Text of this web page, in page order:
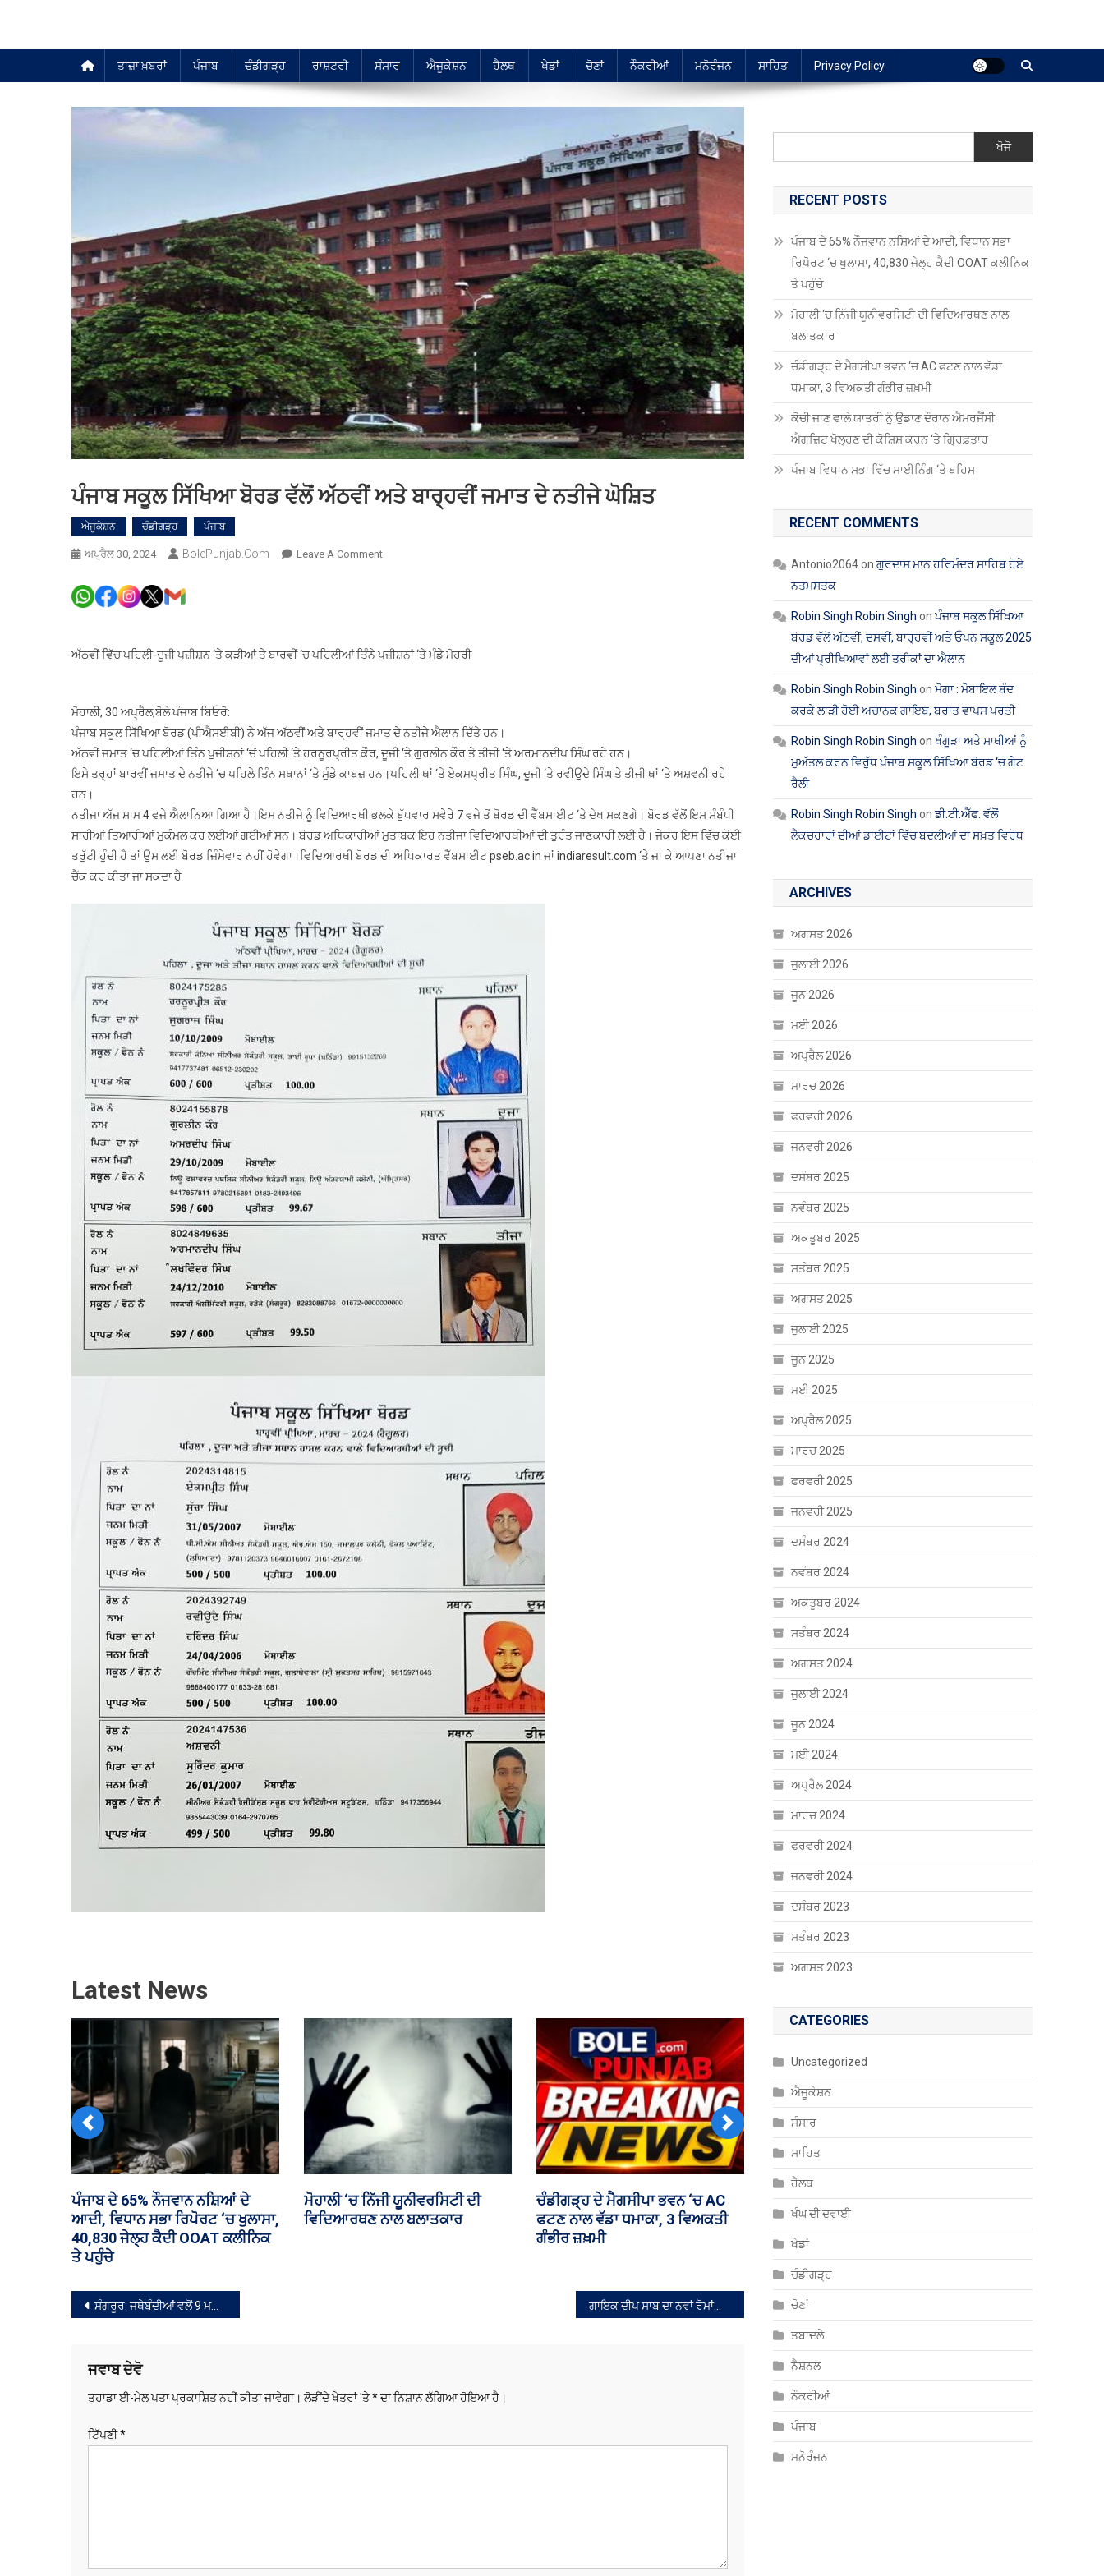
ਤਾਜ਼ਾ ਖ਼ਬਰਾਂ ਪੰਜਾਬ ਚੰਡੀਗੜ੍ਹ ਰਾਸ਼ਟਰੀ ਸੰਸਾਰ ਐਜੂਕੇਸ਼ਨ ਹੈਲਥ ਖੇਡਾਂ ਚੋਣਾਂ ਨੌਕਰੀਆਂ ਮਨੋਰੰਜਨ ਸਾਹਿਤ Privacy Policy
ਪੰਜਾਬ ਸਕੂਲ ਸਿੱਖਿਆ ਬੋਰਡ ਵੱਲੋਂ ਅੱਠਵੀਂ ਅਤੇ ਬਾਰ੍ਹਵੀਂ ਜਮਾਤ ਦੇ ਨਤੀਜੇ ਘੋਸ਼ਿਤ
ਐਜੂਕੇਸ਼ਨ ਚੰਡੀਗੜ੍ਹ ਪੰਜਾਬ
ਅਪ੍ਰੈਲ 30, 2024 BolePunjab.com Leave A CommentOn
ਵੱਲੋਂ
ਜਮਾਤ
ਨਤੀਜੇ
ਘੋਸ਼ਿਤ
ਅੱਠਵੀਂ ਵਿੱਚ ਪਹਿਲੀ-ਦੂਜੀ ਪੁਜ਼ੀਸ਼ਨ ‘ਤੇ ਕੁੜੀਆਂ ਤੇ ਬਾਰਵੀਂ ‘ਚ ਪਹਿਲੀਆਂ ਤਿੰਨੇ ਪੁਜ਼ੀਸ਼ਨਾਂ ‘ਤੇ ਮੁੰਡੇ ਮੋਹਰੀ
ਮੋਹਾਲੀ, 30 ਅਪ੍ਰੈਲ,ਬੋਲੇ ਪੰਜਾਬ ਬਿਓਰੋ:
ਪੰਜਾਬ ਸਕੂਲ ਸਿੱਖਿਆ ਬੋਰਡ (ਪੀਐਸਈਬੀ) ਨੇ ਅੱਜ ਅੱਠਵੀਂ ਅਤੇ ਬਾਰ੍ਹਵੀਂ ਜਮਾਤ ਦੇ ਨਤੀਜੇ ਐਲਾਨ ਦਿੱਤੇ ਹਨ।
ਅੱਠਵੀਂ ਜਮਾਤ ‘ਚ ਪਹਿਲੀਆਂ ਤਿੰਨ ਪੁਜੀਸ਼ਨਾਂ ‘ਚੋਂ ਪਹਿਲੀ ‘ਤੇ ਹਰਨੂਰਪ੍ਰੀਤ ਕੌਰ, ਦੂਜੀ ‘ਤੇ ਗੁਰਲੀਨ ਕੌਰ ਤੇ ਤੀਜੀ ‘ਤੇ ਅਰਮਾਨਦੀਪ ਸਿੰਘ ਰਹੇ ਹਨ।
ਇਸੇ ਤਰ੍ਹਾਂ ਬਾਰਵੀਂ ਜਮਾਤ ਦੇ ਨਤੀਜੇ ‘ਚ ਪਹਿਲੇ ਤਿੰਨ ਸਥਾਨਾਂ ‘ਤੇ ਮੁੰਡੇ ਕਾਬਜ਼ ਹਨ।ਪਹਿਲੀ ਥਾਂ ‘ਤੇ ਏਕਮਪ੍ਰੀਤ ਸਿੰਘ, ਦੂਜੀ ‘ਤੇ ਰਵੀਉਦੇ ਸਿੰਘ ਤੇ ਤੀਜੀ ਥਾਂ ‘ਤੇ ਅਸ਼ਵਨੀ ਰਹੇ
ਹਨ।
ਨਤੀਜਾ ਅੱਜ ਸ਼ਾਮ 4 ਵਜੇ ਐਲਾਨਿਆ ਗਿਆ ਹੈ।ਇਸ ਨਤੀਜੇ ਨੂੰ ਵਿਦਿਆਰਥੀ ਭਲਕੇ ਬੁੱਧਵਾਰ ਸਵੇਰੇ 7 ਵਜੇ ਤੋਂ ਬੋਰਡ ਦੀ ਵੈੱਬਸਾਈਟ ‘ਤੇ ਦੇਖ ਸਕਣਗੇ। ਬੋਰਡ ਵੱਲੋਂ ਇਸ ਸੰਬੰਧੀ
ਸਾਰੀਆਂ ਤਿਆਰੀਆਂ ਮੁਕੰਮਲ ਕਰ ਲਈਆਂ ਗਈਆਂ ਸਨ। ਬੋਰਡ ਅਧਿਕਾਰੀਆਂ ਮੁਤਾਬਕ ਇਹ ਨਤੀਜਾ ਵਿਦਿਆਰਥੀਆਂ ਦੀ ਤੁਰੰਤ ਜਾਣਕਾਰੀ ਲਈ ਹੈ। ਜੇਕਰ ਇਸ ਵਿੱਚ ਕੋਈ
ਤਰੁੱਟੀ ਹੁੰਦੀ ਹੈ ਤਾਂ ਉਸ ਲਈ ਬੋਰਡ ਜ਼ਿੰਮੇਵਾਰ ਨਹੀਂ ਹੋਵੇਗਾ।ਵਿਦਿਆਰਥੀ ਬੋਰਡ ਦੀ ਅਧਿਕਾਰਤ ਵੈੱਬਸਾਈਟ pseb.ac.in ਜਾਂ indiaresult.com ‘ਤੇ ਜਾ ਕੇ ਆਪਣਾ ਨਤੀਜਾ
ਚੈੱਕ ਕਰ ਕੀਤਾ ਜਾ ਸਕਦਾ ਹੈ
Latest News
ਕੋਚੀ ਜਾਣ ਵਾਲੇ ਯਾਤਰੀ ਨੂੰ ਉਡਾਣ ਦੌਰਾਨ
ਐਮਰਜੈਂਸੀ ਐਗਜ਼ਿਟ ਖੋਲ੍ਹਣ ਦੀ ਕੋਸ਼ਿਸ਼
ਕਰਨ ‘ਤੇ ਗ੍ਰਿਫ਼ਤਾਰ
ਪੰਜਾਬ ਵਿਧਾਨ ਸਭਾ ਵਿੱਚ ਮਾਈਨਿੰਗ ‘ਤੇ
ਬਹਿਸ
ਪੰਜਾਬ ਕਾਂਗਰਸ ਦੀ ਲੁਧਿਆਣਾ ਮੀਟਿੰਗ
‘ਚ ਵੜਿੰਗ ਅਤੇ ਆਸ਼ੂ ਸਮਰਥਕ ਭਿੜੇ
Previous Next
ਸੰਪਾਦਨਾ
ਨੈਵੀਗੇਸ਼ਨ
ਤੁਹਾਡਾ ਈ-ਮੇਲ ਪਤਾ ਪ੍ਰਕਾਸ਼ਿਤ ਨਹੀਂ ਕੀਤਾ ਜਾਵੇਗਾ।
ਖੋਜੋ
RECENT POSTS
ਪੰਜਾਬ ਦੇ 65% ਨੌਜਵਾਨ ਨਸ਼ਿਆਂ ਦੇ ਆਦੀ, ਵਿਧਾਨ ਸਭਾ
ਰਿਪੋਰਟ ‘ਚ ਖੁਲਾਸਾ, 40,830 ਜੇਲ੍ਹ ਕੈਦੀ OOAT ਕਲੀਨਿਕ
ਤੇ ਪਹੁੰਚੇ
ਮੋਹਾਲੀ ‘ਚ ਨਿੱਜੀ ਯੂਨੀਵਰਸਿਟੀ ਦੀ ਵਿਦਿਆਰਥਣ ਨਾਲ
ਬਲਾਤਕਾਰ
ਚੰਡੀਗੜ੍ਹ ਦੇ ਮੈਗਸੀਪਾ ਭਵਨ ‘ਚ AC ਫਟਣ ਨਾਲ ਵੱਡਾ
ਧਮਾਕਾ, 3 ਵਿਅਕਤੀ ਗੰਭੀਰ ਜ਼ਖ਼ਮੀ
ਕੋਚੀ ਜਾਣ ਵਾਲੇ ਯਾਤਰੀ ਨੂੰ ਉਡਾਣ ਦੌਰਾਨ ਐਮਰਜੈਂਸੀ
ਐਗਜ਼ਿਟ ਖੋਲ੍ਹਣ ਦੀ ਕੋਸ਼ਿਸ਼ ਕਰਨ ‘ਤੇ ਗ੍ਰਿਫ਼ਤਾਰ
ਪੰਜਾਬ ਵਿਧਾਨ ਸਭਾ ਵਿੱਚ ਮਾਈਨਿੰਗ ‘ਤੇ ਬਹਿਸ
RECENT COMMENTS
Antonio2064onਗੁਰਦਾਸ ਮਾਨ ਹਰਿਮੰਦਰ ਸਾਹਿਬ ਹੋਏ
ਨਤਮਸਤਕ
Robin Singh Robin Singh onਪੰਜਾਬ ਸਕੂਲ ਸਿੱਖਿਆ
ਬੋਰਡ ਵੱਲੋਂ ਅੱਠਵੀਂ, ਦਸਵੀਂ, ਬਾਰ੍ਹਵੀਂ ਅਤੇ ਓਪਨ ਸਕੂਲ 2025
ਦੀਆਂ ਪ੍ਰੀਖਿਆਵਾਂ ਲਈ ਤਰੀਕਾਂ ਦਾ ਐਲਾਨ
Robin Singh Robin Singh onਮੋਗਾ : ਮੋਬਾਇਲ ਬੰਦ
ਕਰਕੇ ਲਾੜੀ ਹੋਈ ਅਚਾਨਕ ਗਾਇਬ, ਬਰਾਤ ਵਾਪਸ ਪਰਤੀ
Robin Singh Robin Singh onਖੰਗੂੜਾ ਅਤੇ ਸਾਥੀਆਂ ਨੂੰ
ਮੁਅੱਤਲ ਕਰਨ ਵਿਰੁੱਧ ਪੰਜਾਬ ਸਕੂਲ ਸਿੱਖਿਆ ਬੋਰਡ ‘ਚ ਗੇਟ
ਰੈਲੀ
Robin Singh Robin Singh onਡੀ.ਟੀ.ਐੱਫ. ਵੱਲੋਂ
ਲੈਕਚਰਾਰਾਂ ਦੀਆਂ ਡਾਈਟਾਂ ਵਿੱਚ ਬਦਲੀਆਂ ਦਾ ਸਖ਼ਤ ਵਿਰੋਧ
ARCHIVES
ਅਗਸਤ 2026
ਜੁਲਾਈ 2026
ਜੂਨ 2026
ਮਈ 2026
ਅਪ੍ਰੈਲ 2026
ਮਾਰਚ 2026
ਫਰਵਰੀ 2026
ਜਨਵਰੀ 2026
ਦਸੰਬਰ 2025
ਨਵੰਬਰ 2025
ਅਕਤੂਬਰ 2025
ਸਤੰਬਰ 2025
ਅਗਸਤ 2025
ਜੁਲਾਈ 2025
ਜੂਨ 2025
ਮਈ 2025
ਅਪ੍ਰੈਲ 2025
ਮਾਰਚ 2025
ਫਰਵਰੀ 2025
ਜਨਵਰੀ 2025
ਦਸੰਬਰ 2024
ਨਵੰਬਰ 2024
ਅਕਤੂਬਰ 2024
ਸਤੰਬਰ 2024
ਅਗਸਤ 2024
ਜੁਲਾਈ 2024
ਜੂਨ 2024
ਮਈ 2024
ਅਪ੍ਰੈਲ 2024
ਮਾਰਚ 2024
ਫਰਵਰੀ 2024
ਜਨਵਰੀ 2024
ਦਸੰਬਰ 2023
ਸਤੰਬਰ 2023
ਅਗਸਤ 2023
CATEGORIES
Uncategorized
ਐਜੂਕੇਸ਼ਨ
ਸੰਸਾਰ
ਸਾਹਿਤ
ਹੈਲਥ
ਖੰਘ ਦੀ ਦਵਾਈ
ਖੇਡਾਂ
ਚੰਡੀਗੜ੍ਹ
ਚੋਣਾਂ
ਤਬਾਦਲੇ
ਨੈਸ਼ਨਲ
ਨੌਕਰੀਆਂ
ਪੰਜਾਬ
ਮਨੋਰੰਜਨ